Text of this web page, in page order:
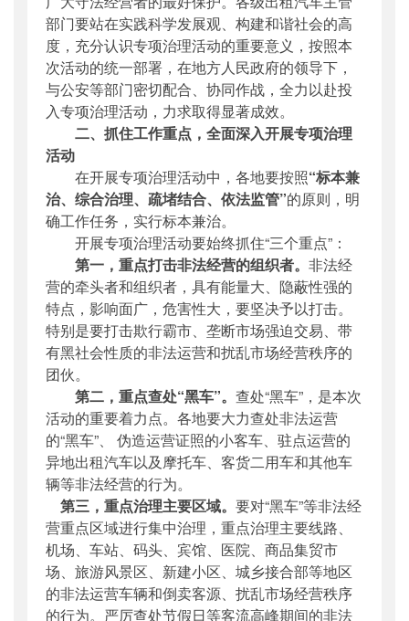
部门要站在实践科学发展观、构建和谐社会的高
度，充分认识专项治理活动的重要意义，按照本
次活动的统一部署，在地方人民政府的领导下，
与公安等部门密切配合、协同作战，全力以赴投
入专项治理活动，力求取得显著成效。
二、抓住工作重点，全面深入开展专项治理
活动
在开展专项治理活动中，各地要按照“标本兼
治、综合治理、疏堵结合、依法监管”的原则，明
确工作任务，实行标本兼治。
开展专项治理活动要始终抓住“三个重点”：
第一，重点打击非法经营的组织者。 非法经
营的牵头者和组织者，具有能量大、隐蔽性强的
特点，影响面广，危害性大，要坚决予以打击。
特别是要打击欺行霸市、垄断市场强迫交易、带
有黑社会性质的非法运营和扰乱市场经营秩序的
团伙。
第二，重点查处“黑车”。 查处“黑车”，是本次
活动的重要着力点。各地要大力查处非法运营
的“黑车”、 伪造运营证照的小客车、驻点运营的
异地出租汽车以及摩托车、客货二用车和其他车
辆等非法经营的行为。
第三，重点治理主要区域。 要对“黑车”等非法经
营重点区域进行集中治理，重点治理主要线路、
机场、车站、码头、宾馆、医院、商品集贸市
场、旅游风景区、新建小区、 城乡接合部等地区
的非法运营车辆和倒卖客源、扰乱市场经营秩序
的行为。严厉查处节假日等客流高峰期间的非法